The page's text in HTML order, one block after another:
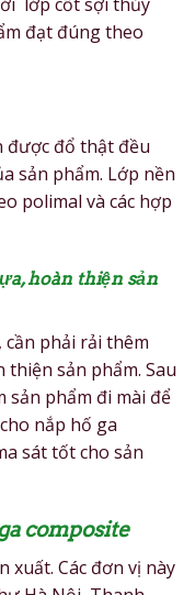
đạt đúng theo
được đổ thật đều
sản phẩm. Lớp nền
polimal và các hợp
hoàn thiện sản
phải rải thêm
sản phẩm. Sau
sản phẩm đi mài để
nắp hố ga
sát tốt cho sản
composite
xuất. Các đơn vị này